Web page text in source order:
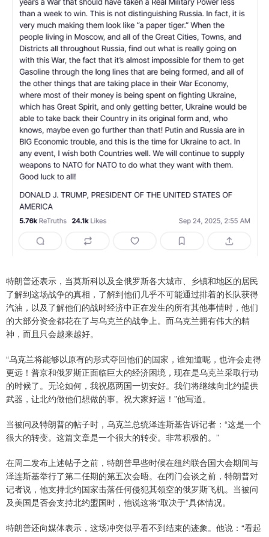
特朗普还表示，当莫斯科以及全俄罗斯各大城市、乡镇和地区的居民
了解到这场战争的真相，了解到他们几乎不可能通过排着的长队获得
汽油，以及了解他们的战时经济中正在发生的所有其他事情时，他们
的大部分资金都花在了与乌克兰的战争上。而乌克兰拥有伟大的精
神，而且只会越来越好。
“乌克兰将能够以原有的形式夺回他们的国家，谁知道呢，也许会走得
更远！普京和俄罗斯正面临巨大的经济困境，现在是乌克兰采取行动
的时候了。无论如何，我祝愿两国一切安好。我们将继续向北约提供
武器，让北约做他们想做的事。祝大家好运！”他写道。
当被问及特朗普的帖子时，乌克兰总统泽连斯基告诉记者：“这是一个
很大的转变。这篇文章是一个很大的转变。非常积极的。”
在周二发布上述帖子之前，特朗普早些时候在纽约联合国大会期间与
泽连斯基举行了第二任期的第五次会晤。在闭门会谈之前，特朗普对
记者说，他支持北约国家击落任何侵犯其领空的俄罗斯飞机。当被问
及美国是否会支持北约盟国时，他说这将“取决于”具体情况。
特朗普还向媒体表示，这场冲突似乎看不到结束的迹象。他说：“看起